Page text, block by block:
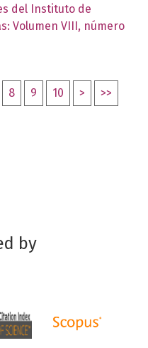
del Instituto de
Volumen VIII, número
8 9 10 > >>
by